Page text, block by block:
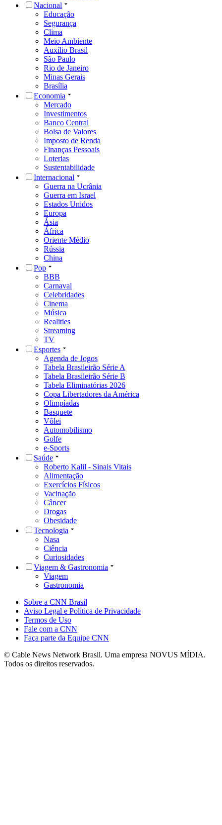
Nacional
Educação
Segurança
Clima
Meio Ambiente
Auxílio Brasil
São Paulo
Rio de Janeiro
Minas Gerais
Brasília
Economia
Mercado
Investimentos
Banco Central
Bolsa de Valores
Imposto de Renda
Finanças Pessoais
Loterias
Sustentabilidade
Internacional
Guerra na Ucrânia
Guerra em Israel
Estados Unidos
Europa
Ásia
África
Oriente Médio
Rússia
China
Pop
BBB
Carnaval
Celebridades
Cinema
Música
Realities
Streaming
TV
Esportes
Agenda de Jogos
Tabela Brasileirão Série A
Tabela Brasileirão Série B
Tabela Eliminatórias 2026
Copa Libertadores da América
Olimpíadas
Basquete
Vôlei
Automobilismo
Golfe
e-Sports
Saúde
Roberto Kalil - Sinais Vitais
Alimentação
Exercícios Físicos
Vacinação
Câncer
Drogas
Obesidade
Tecnologia
Nasa
Ciência
Curiosidades
Viagem & Gastronomia
Viagem
Gastronomia
Sobre a CNN Brasil
Aviso Legal e Política de Privacidade
Termos de Uso
Fale com a CNN
Faça parte da Equipe CNN
© Cable News Network Brasil. Uma empresa NOVUS MÍDIA.
Todos os direitos reservados.